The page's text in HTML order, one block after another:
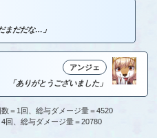
まだだな…」
アンジェ
「ありがとうございました」
＝1回、総与ダメージ量＝4520
回、総与ダメージ量＝20780